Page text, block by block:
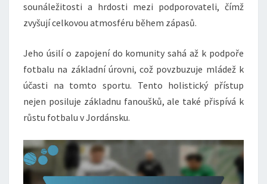
sounáležitosti a hrdosti mezi podporovateli, čímž
zvyšují celkovou atmosféru během zápasů.
Jeho úsilí o zapojení do komunity sahá až k podpoře
fotbalu na základní úrovni, což povzbuzuje mládež k
účasti na tomto sportu. Tento holistický přístup
nejen posiluje základnu fanoušků, ale také přispívá k
růstu fotbalu v Jordánsku.